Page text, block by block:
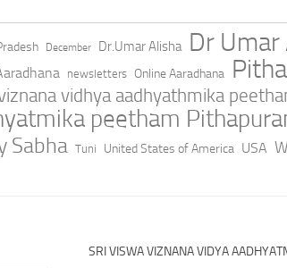
December Dr.Umar Alisha Dr Umar
newsletters Online Aaradhana
vidhya aadhyathmika
peetham
Sabha Tuni United States of America USA
SRI VISWA VIZNANA VIDYA